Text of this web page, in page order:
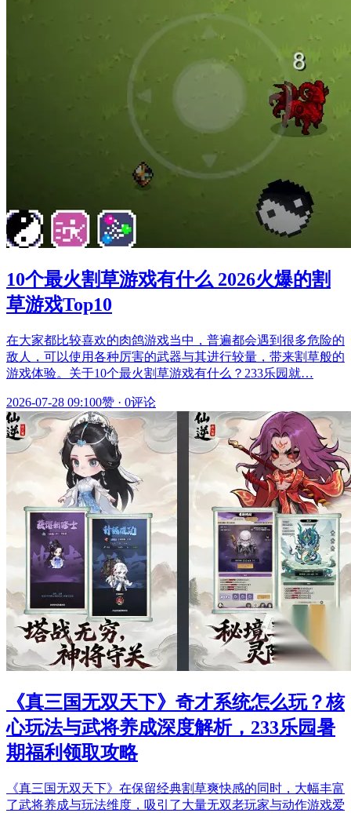
10个最火割草游戏有什么 2026火爆的割
草游戏Top10
在大家都比较喜欢的肉鸽游戏当中，普遍都会遇到很多危险的
敌人，可以使用各种厉害的武器与其进行较量，带来割草般的
游戏体验。关于10个最火割草游戏有什么？233乐园就…
2026-07-28 09:100赞 · 0评论
《真三国无双天下》奇才系统怎么玩？核
心玩法与武将养成深度解析，233乐园暑
期福利领取攻略
《真三国无双天下》在保留经典割草爽快感的同时，大幅丰富
了武将养成与玩法维度，吸引了大量无双老玩家与动作游戏爱